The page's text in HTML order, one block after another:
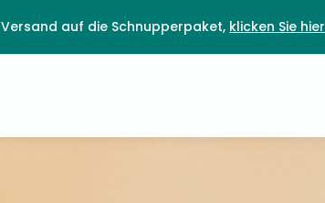
Versand auf die Schnupperpaket, klicken Sie hier